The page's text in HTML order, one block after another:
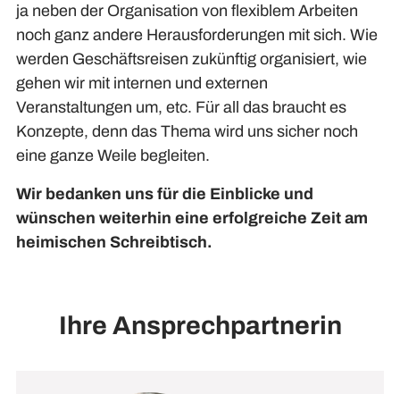
ja neben der Organisation von flexiblem Arbeiten
noch ganz andere Herausforderungen mit sich. Wie
werden Geschäftsreisen zukünftig organisiert, wie
gehen wir mit internen und externen
Veranstaltungen um, etc. Für all das braucht es
Konzepte, denn das Thema wird uns sicher noch
eine ganze Weile begleiten.
Wir bedanken uns für die Einblicke und
wünschen weiterhin eine erfolgreiche Zeit am
heimischen Schreibtisch.
Ihre Ansprechpartnerin